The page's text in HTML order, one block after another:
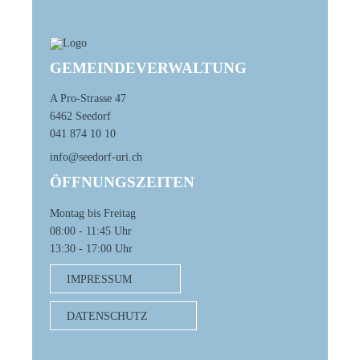
GEMEINDEVERWALTUNG
A Pro-Strasse 47
6462 Seedorf
041 874 10 10
info@seedorf-uri.ch
ÖFFNUNGSZEITEN
Montag bis Freitag
08:00 - 11:45 Uhr
13:30 - 17:00 Uhr
IMPRESSUM
DATENSCHUTZ